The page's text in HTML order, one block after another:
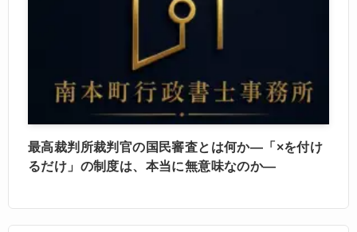
最高裁判所裁判官の国民審査とは何か―「×を付け
るだけ」の制度は、本当に無意味なのか―